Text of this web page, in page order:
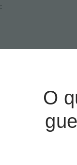
:
O